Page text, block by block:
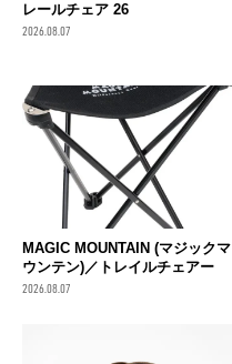
レールチェア 26
2026.08.07
MAGIC MOUNTAIN (マジックマ
ウンテン)／トレイルチェアー
2026.08.07